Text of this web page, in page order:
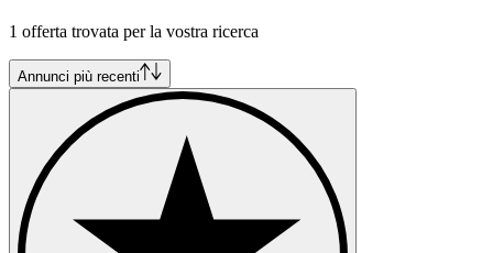
1 offerta trovata per la vostra ricerca
Annunci più recenti